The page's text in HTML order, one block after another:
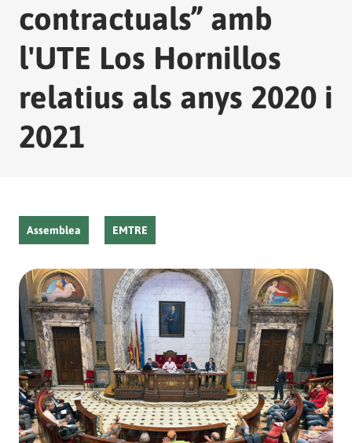
contractuals” amb
l'UTE Los Hornillos
relatius als anys 2020 i
2021
Assemblea EMTRE